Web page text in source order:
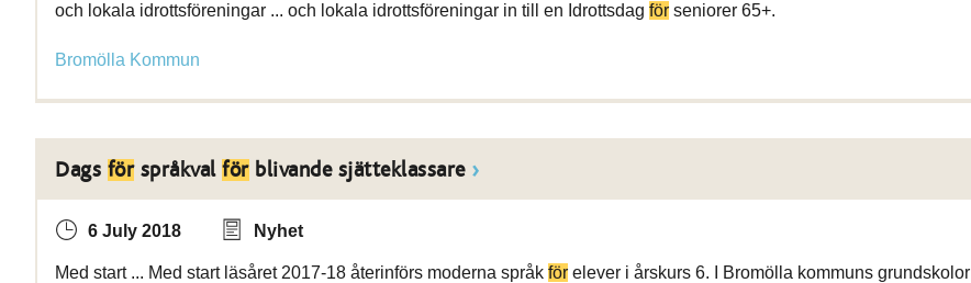
och lokala idrottsföreningar ... och lokala idrottsföreningar in till en Idrottsdag för seniorer 65+.
Bromölla Kommun
Dags förspråkval förblivande sjätteklassare
6 July 2018 Nyhet
Med start ... Med start läsåret 2017-18 återinförs moderna språk för elever i årskurs 6. I Bromölla kommuns grundskolor